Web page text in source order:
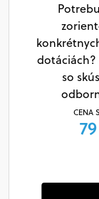
dotáciách?
so
CENA
Bezplatne za